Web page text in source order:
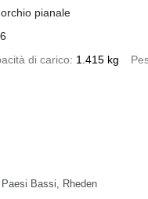
pianale
di carico
1.415 kg
Paesi Bassi, Rheden